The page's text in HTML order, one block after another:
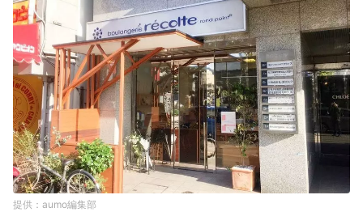
aumo編集部